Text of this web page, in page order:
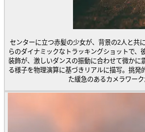
センターに立つ赤髪の少女が、背景の2人と共
らのダイナミックなトラッキングショットで
装飾が、激しいダンスの振動に合わせて微か
る様子を物理演算に基づきリアルに描写。挑
た緩急のあるカメラワー